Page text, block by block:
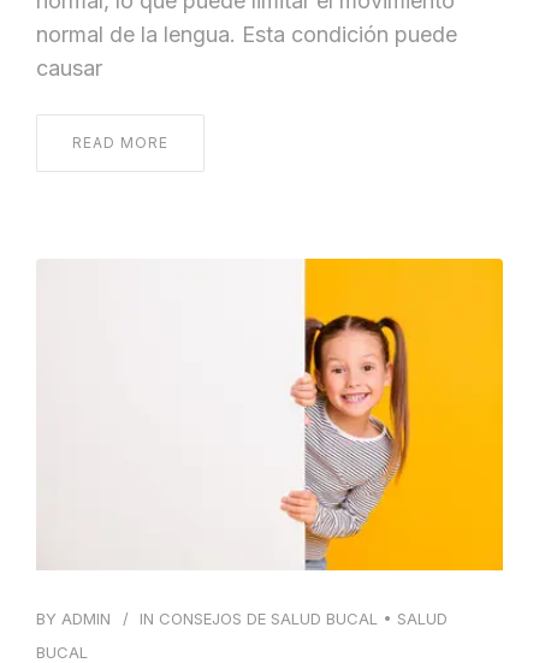
normal de la lengua. Esta condición puede
causar
READ MORE
BY ADMIN IN CONSEJOS DE SALUD BUCAL • SALUD
BUCAL